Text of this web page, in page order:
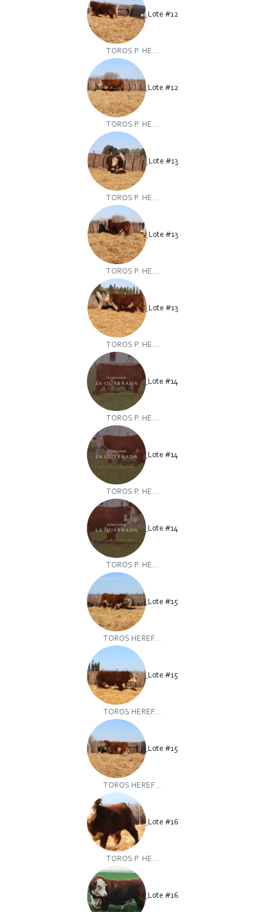
Lote #12
TOROS P. HE...
Lote #12
TOROS P. HE...
Lote #13
TOROS P. HE...
Lote #13
TOROS P. HE...
Lote #13
TOROS P. HE...
Lote #14
TOROS P. HE...
Lote #14
TOROS P. HE...
Lote #14
TOROS P. HE...
Lote #15
TOROS HEREF...
Lote #15
TOROS HEREF...
Lote #15
TOROS HEREF...
Lote #16
TOROS P. HE...
Lote #16